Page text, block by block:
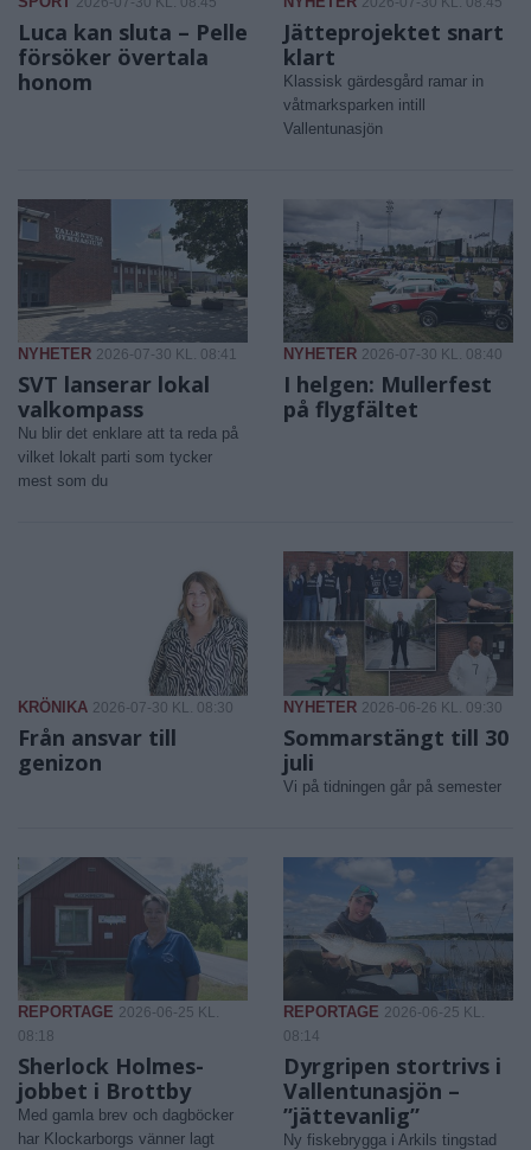
Luca kan sluta – Pelle
försöker övertala
honom
Jätteprojektet snart
klart
Klassisk gärdesgård ramar in
våtmarksparken intill
Vallentunasjön
NYHETER 2026-07-30 KL. 08:41
SVT lanserar lokal
valkompass
Nu blir det enklare att ta reda på
vilket lokalt parti som tycker
mest som du
NYHETER 2026-07-30 KL. 08:40
I helgen: Mullerfest
på flygfältet
KRÖNIKA 2026-07-30 KL. 08:30
Från ansvar till
genizon
NYHETER 2026-06-26 KL. 09:30
Sommarstängt till 30
juli
Vi på tidningen går på semester
REPORTAGE 2026-06-25 KL.
08:18
Sherlock Holmes-
jobbet i Brottby
Med gamla brev och dagböcker
har Klockarborgs vänner lagt
REPORTAGE 2026-06-25 KL.
08:14
Dyrgripen stortrivs i
Vallentunasjön –
”jättevanlig”
Ny fiskebrygga i Arkils tingstad